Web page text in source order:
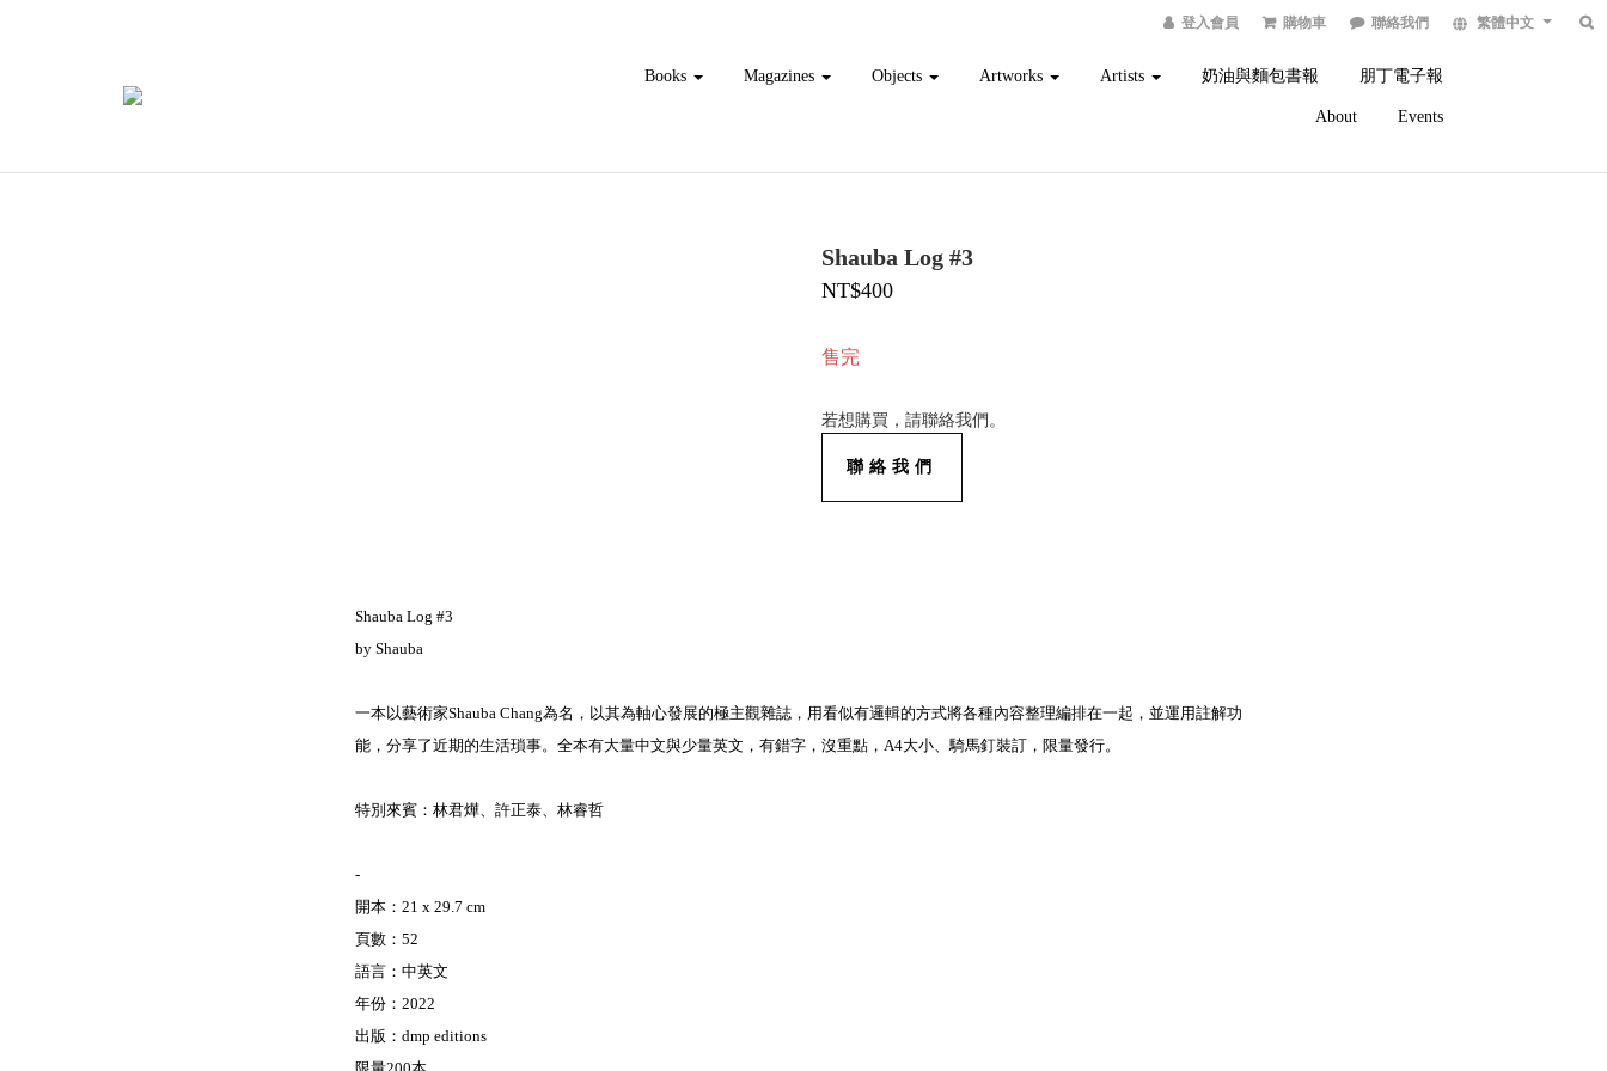
登入會員 購物車 聯絡我們 繁體中文
Books Magazines Objects Artworks Artists 奶油與麵包書報 朋丁電子報
About Events
Shauba Log #3
NT$400
售完
若想購買，請聯絡我們。
聯絡我們
Shauba Log #3
by Shauba
一本以藝術家Shauba Chang為名，以其為軸心發展的極主觀雜誌，用看似有邏輯的方式將各種內容整理編排在一起，並運用註解功
能，分享了近期的生活瑣事。全本有大量中文與少量英文，有錯字，沒重點，A4大小、騎馬釘裝訂，限量發行。
特別來賓：林君燁、許正泰、林睿哲
-
開本：21 x 29.7 cm
頁數：52
語言：中英文
年份：2022
出版：dmp editions